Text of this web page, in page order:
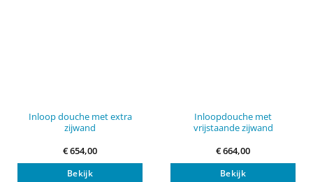
Inloop douche met extra
zijwand
€654,00
Bekijk
Inloopdouche met
vrijstaande zijwand
€664,00
Bekijk